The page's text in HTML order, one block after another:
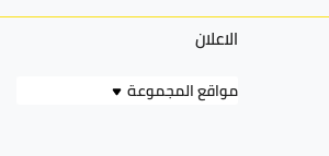
الاعلان
مواقع المجموعة